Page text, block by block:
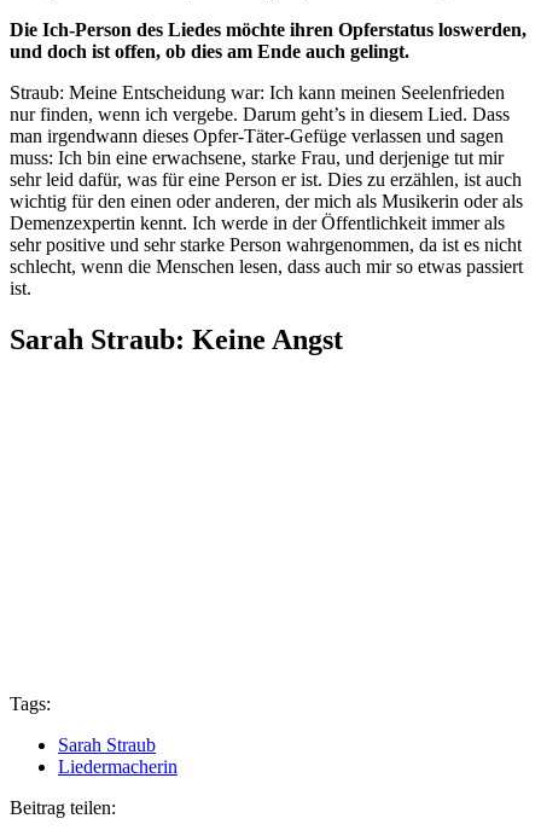
Die Ich-Person des Liedes möchte ihren Opferstatus loswerden,
und doch ist offen, ob dies am Ende auch gelingt.
Straub: Meine Entscheidung war: Ich kann meinen Seelenfrieden
nur finden, wenn ich vergebe. Darum geht’s in diesem Lied. Dass
man irgendwann dieses Opfer-Täter-Gefüge verlassen und sagen
muss: Ich bin eine erwachsene, starke Frau, und derjenige tut mir
sehr leid dafür, was für eine Person er ist. Dies zu erzählen, ist auch
wichtig für den einen oder anderen, der mich als Musikerin oder als
Demenzexpertin kennt. Ich werde in der Öffentlichkeit immer als
sehr positive und sehr starke Person wahrgenommen, da ist es nicht
schlecht, wenn die Menschen lesen, dass auch mir so etwas passiert
ist.
Sarah Straub: Keine Angst
Tags:
Sarah Straub
Liedermacherin
Beitrag teilen: